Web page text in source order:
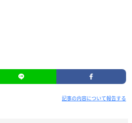
記事の内容について報告する